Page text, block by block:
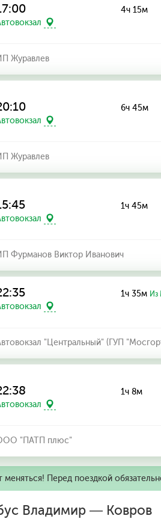
4ч 15м
Журавлев
6ч 45м
Журавлев
1ч 45м
Фурманов Виктор Иванович
1ч 35м Из
"Центральный" (ГУП
1ч 8м
"ПАТП плюс"
Перед поездкой
Владимир — Ковров